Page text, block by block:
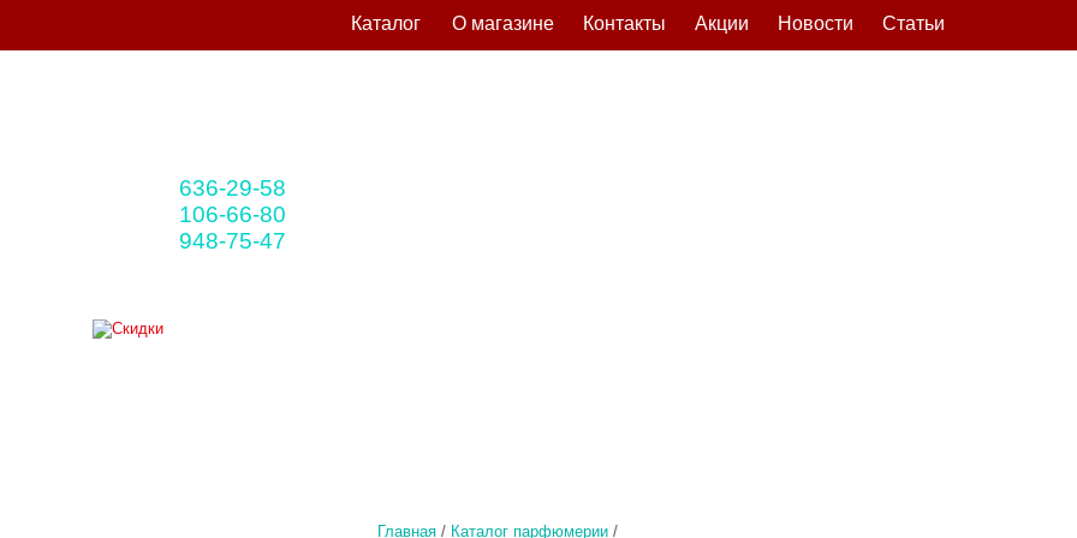
Главная / Каталог парфюмерии /
636-29-58
106-66-80
948-75-47
Статьи
Новости
Акции
Контакты
О магазине
Каталог